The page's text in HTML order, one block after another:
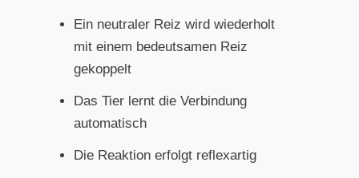
Ein neutraler Reiz wird wiederholt
mit einem bedeutsamen Reiz
gekoppelt
Das Tier lernt die Verbindung
automatisch
Die Reaktion erfolgt reflexartig